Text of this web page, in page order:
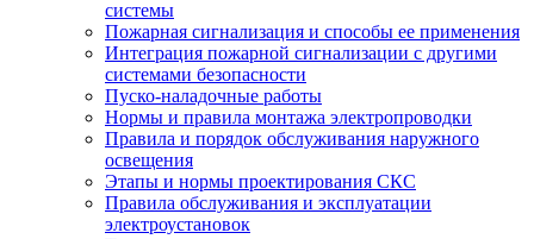
системы
Пожарная сигнализация и способы ее применения
Интеграция пожарной сигнализации с другими
системами безопасности
Пуско-наладочные работы
Нормы и правила монтажа электропроводки
Правила и порядок обслуживания наружного
освещения
Этапы и нормы проектирования СКС
Правила обслуживания и эксплуатации
электроустановок